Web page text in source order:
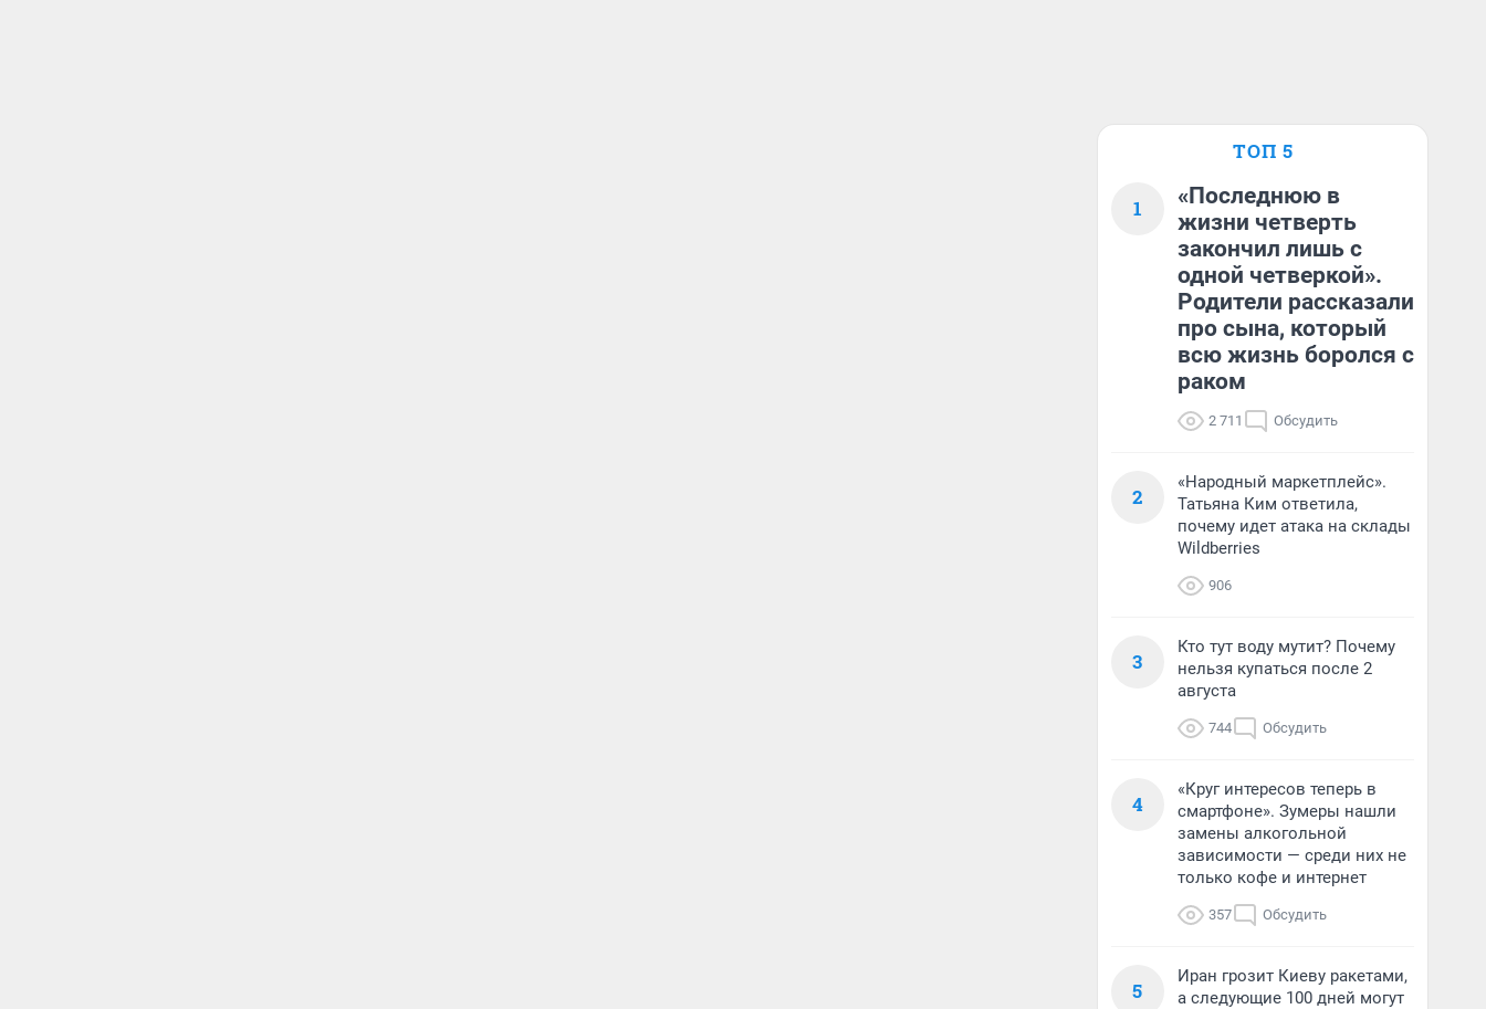
ТОП 5
1
«Последнюю в
жизни четверть
закончил лишь с
одной четверкой».
Родители рассказали
про сына, который
всю жизнь боролся с
раком
2 711 Обсудить
2
«Народный маркетплейс».
Татьяна Ким ответила,
почему идет атака на склады
Wildberries
906
3
Кто тут воду мутит? Почему
нельзя купаться после 2
августа
744 Обсудить
4
«Круг интересов теперь в
смартфоне». Зумеры нашли
замены алкогольной
зависимости — среди них не
только кофе и интернет
357 Обсудить
5
Иран грозит Киеву ракетами,
а следующие 100 дней могут